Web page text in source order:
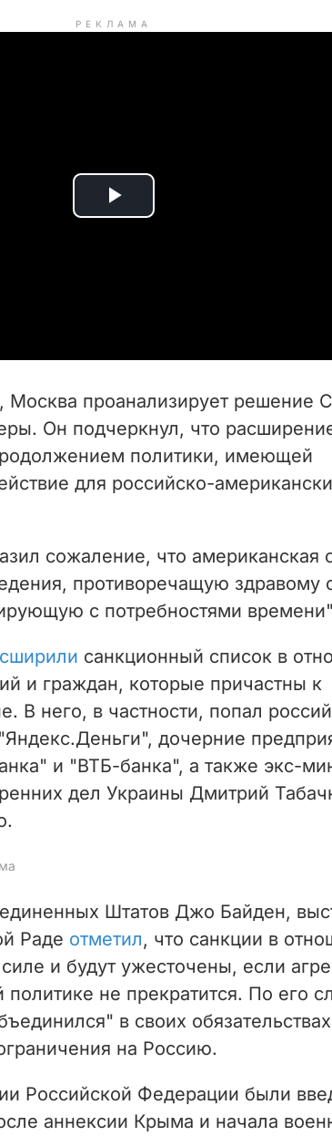
РЕКЛАМА
P
i
d
e
o
Москва проанализирует решение
Он подчеркнул, что
политики, имеющей
для российско-
сожаление, что американская
противоречащую здравому
с потребностями
санкционный список в
и граждан, которые причастны к
В него, в частности, попал
дочерние
и "ВТБ-банка", а также экс-
дел Украины Дмитрий
Штатов Джо Байден,
Раде отметил, что санкции в
силе и будут ужесточены, если
не прекратится. По его
в своих обязательствах
на Россию.
Российской Федерации были
аннексии Крыма и начала